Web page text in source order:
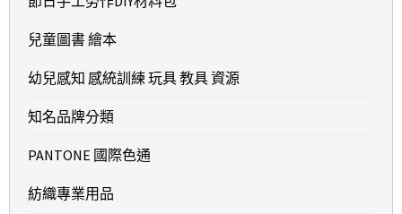
兒童圖書 繪本
幼兒感知 感統訓練 玩具 教具 資源
知名品牌分類
PANTONE 國際色通
紡織專業用品